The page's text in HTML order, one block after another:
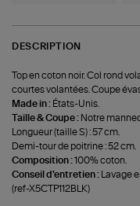
DESCRIPTION
Top en coton noir. Col rond
courtes volantées. Coupe
Made in : États-Unis.
Taille & Coupe : Notre
Longueur (taille S) : 57 cm.
Demi-tour de poitrine : 52 cm.
Composition :100% coton.
Conseil d'entretien :
Lavage
(ref-X5CTP112BLK)